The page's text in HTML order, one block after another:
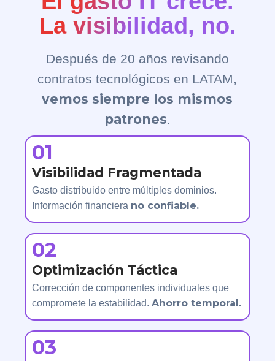
La visibilidad, no.
Después de 20 años revisando
contratos tecnológicos en LATAM,
vemos siempre los mismos
patrones.
01
Visibilidad Fragmentada
Gasto distribuido entre múltiples dominios.
Información financiera no confiable.
02
Optimización Táctica
Corrección de componentes individuales que
compromete la estabilidad. Ahorro temporal.
03